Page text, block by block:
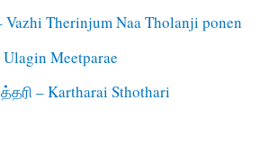
Vazhi Therinjum Naa Tholanji ponen
Meetparae
– Kartharai Sthothari